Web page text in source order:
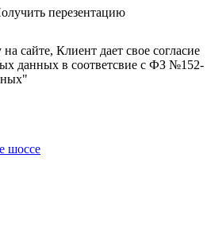
перезентацию
сайте, Клиент дает свое согласие
данных в соответсвие с ФЗ №152-
шоссе